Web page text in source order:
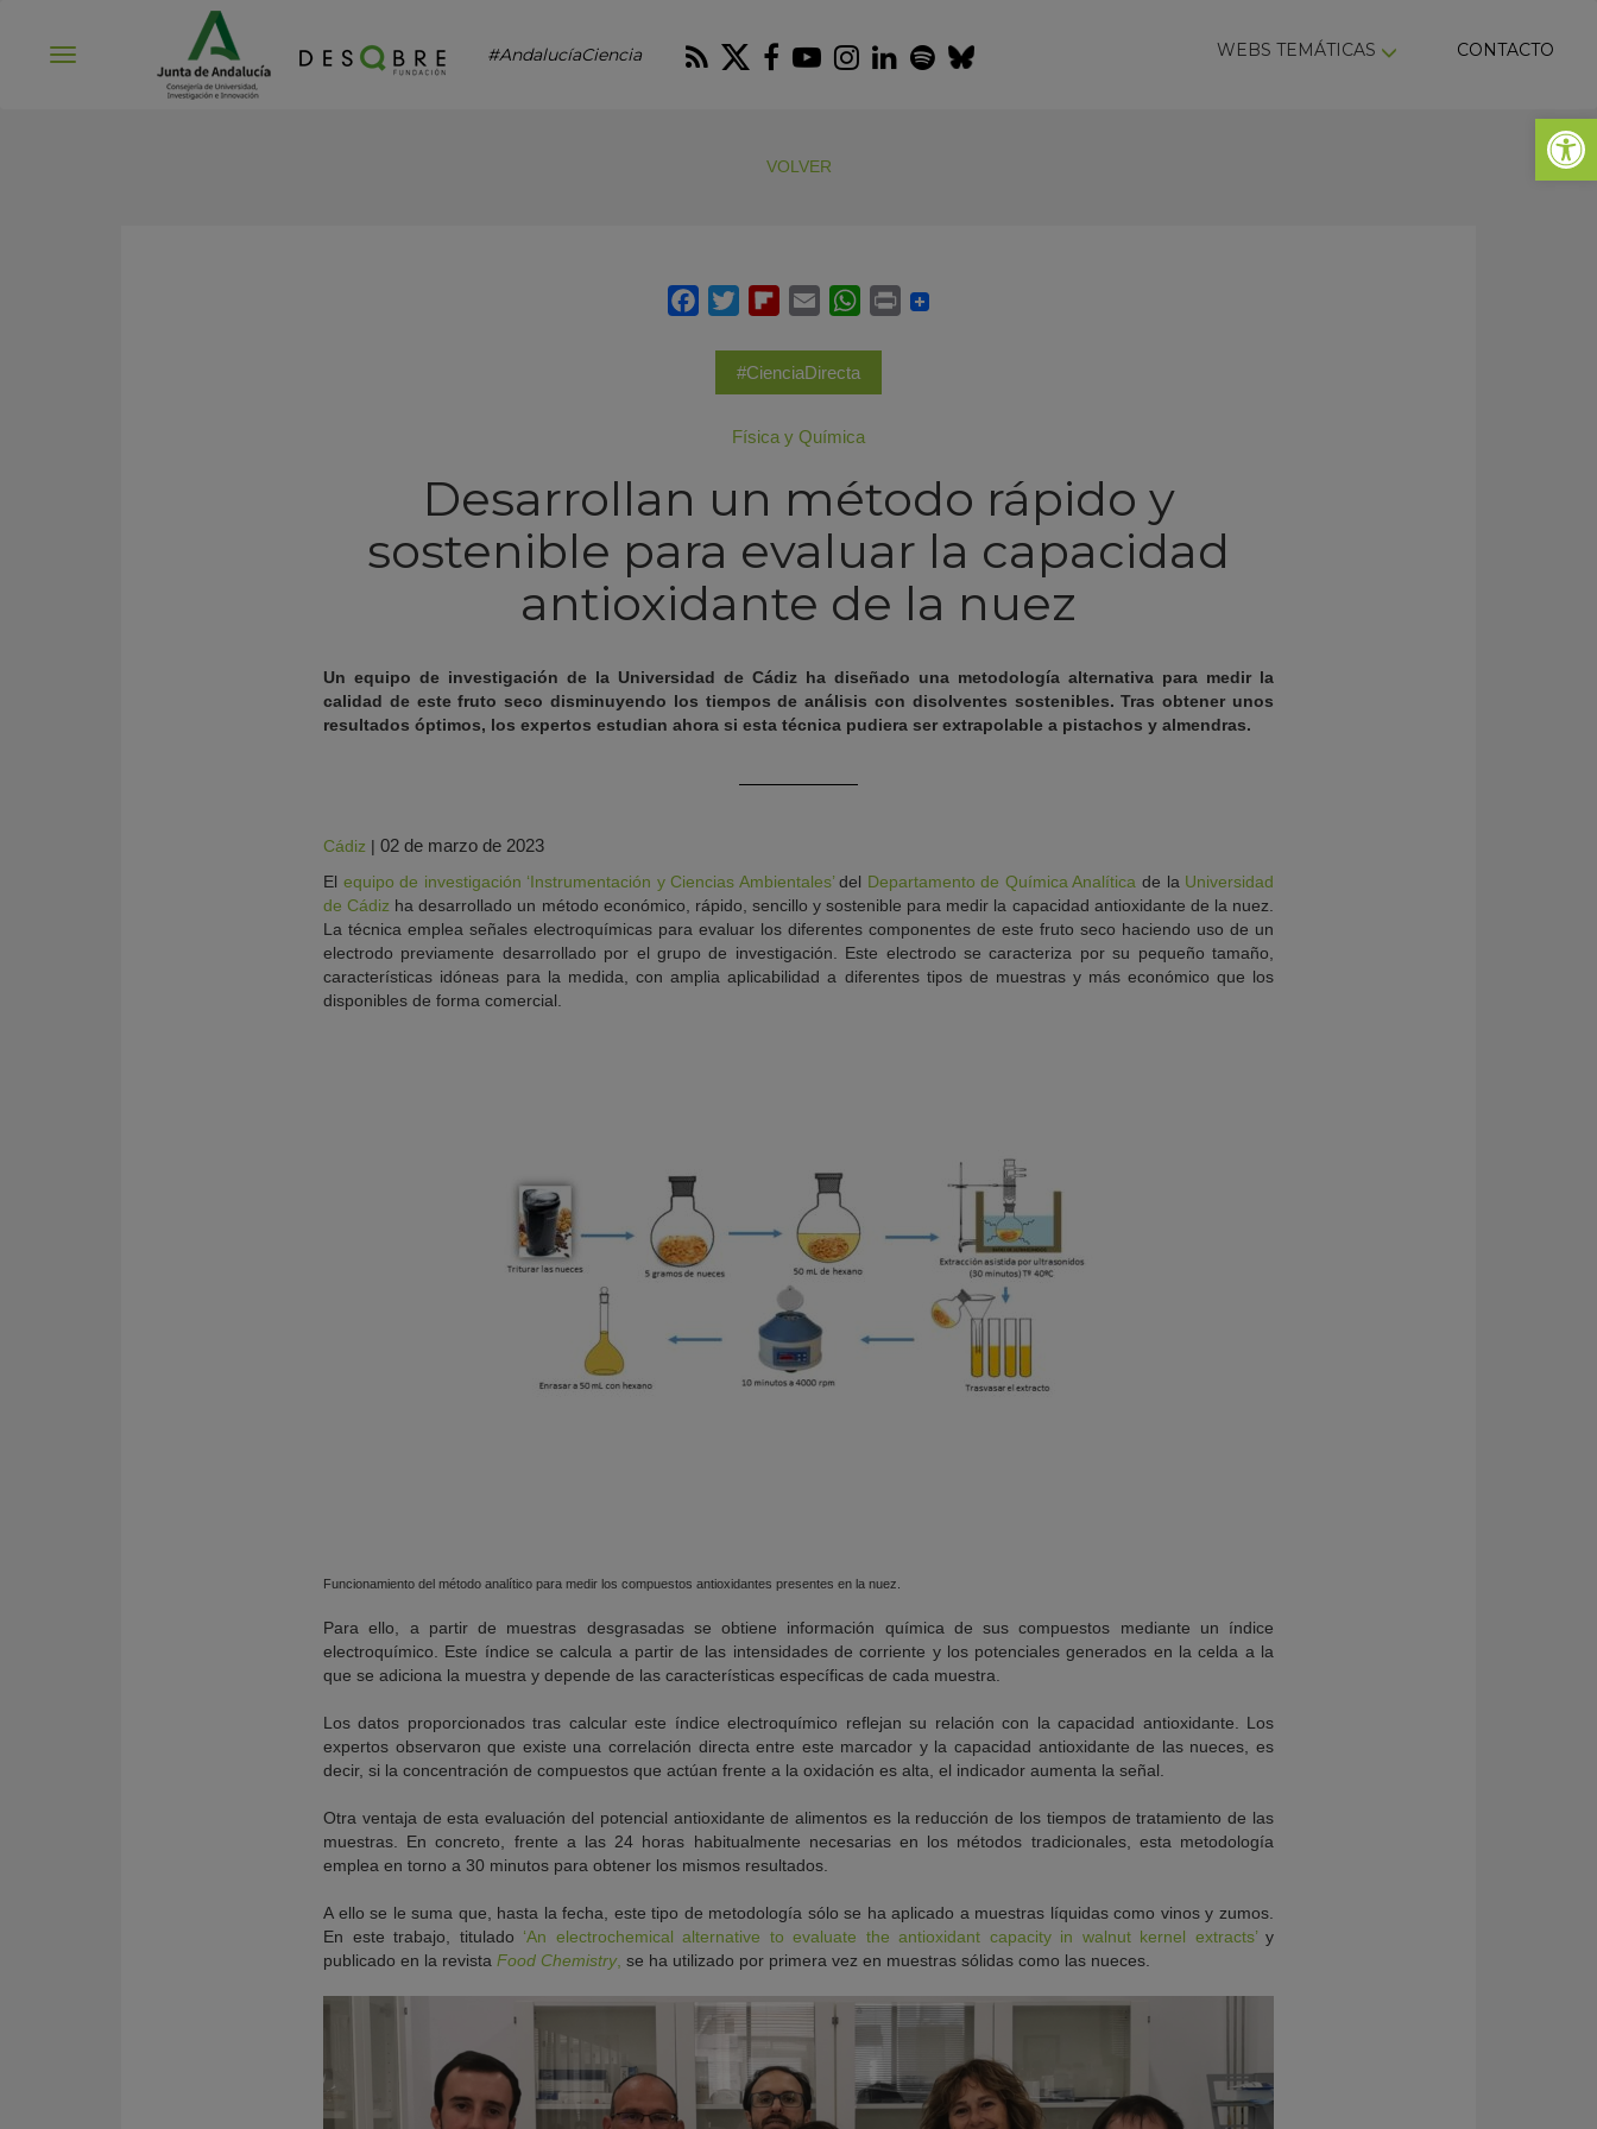
Abrir
#AndalucíaCiencia RSS Twitter
Facebook
Youtube
Instagram
LinkedIn
Spotify
Bluesky WEBS TEMÁTICAS CONTACTO
VOLVER
#CienciaDirecta
Física y Química
Desarrollan un método rápido y
sostenible para evaluar la capacidad
antioxidante de la nuez
Un equipo de investigación de la Universidad de Cádiz ha diseñado una metodología alternativa para medir la
calidad de este fruto seco disminuyendo los tiempos de análisis con disolventes sostenibles. Tras obtener unos
resultados óptimos, los expertos estudian ahora si esta técnica pudiera ser extrapolable a pistachos y almendras.
Cádiz | 02 de marzo de 2023
El equipo de investigación ‘Instrumentación y Ciencias Ambientales’del Departamento de Química Analítica de la Universidad
de Cádiz ha desarrollado un método económico, rápido, sencillo y sostenible para medir la capacidad antioxidante de la nuez.
La técnica emplea señales electroquímicas para evaluar los diferentes componentes de este fruto seco haciendo uso de un
electrodo previamente desarrollado por el grupo de investigación. Este electrodo se caracteriza por su pequeño tamaño,
características idóneas para la medida, con amplia aplicabilidad a diferentes tipos de muestras y más económico que los
disponibles de forma comercial.
Funcionamiento del método analítico para medir los compuestos antioxidantes presentes en la nuez.
Para ello, a partir de muestras desgrasadas se obtiene información química de sus compuestos mediante un índice
electroquímico. Este índice se calcula a partir de las intensidades de corriente y los potenciales generados en la celda a la
que se adiciona la muestra y depende de las características específicas de cada muestra.
Los datos proporcionados tras calcular este índice electroquímico reflejan su relación con la capacidad antioxidante. Los
expertos observaron que existe una correlación directa entre este marcador y la capacidad antioxidante de las nueces, es
decir, si la concentración de compuestos que actúan frente a la oxidación es alta, el indicador aumenta la señal.
Otra ventaja de esta evaluación del potencial antioxidante de alimentos es la reducción de los tiempos de tratamiento de las
muestras. En concreto, frente a las 24 horas habitualmente necesarias en los métodos tradicionales, esta metodología
emplea en torno a 30 minutos para obtener los mismos resultados.
A ello se le suma que, hasta la fecha, este tipo de metodología sólo se ha aplicado a muestras líquidas como vinos y zumos.
En este trabajo, titulado ‘An electrochemical alternative to evaluate the antioxidant capacity in walnut kernel extracts’y
publicado en la revista Food Chemistry, se ha utilizado por primera vez en muestras sólidas como las nueces.